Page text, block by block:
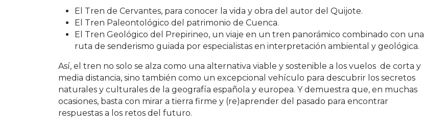
El Tren de Cervantes, para conocer la vida y obra del autor del Quijote.
El Tren Paleontológico del patrimonio de Cuenca.
El Tren Geológico del Prepirineo, un viaje en un tren panorámico combinado con una
ruta de senderismo guiada por especialistas en interpretación ambiental y geológica.
Así, el tren no solo se alza como una alternativa viable y sostenible a los vuelos de corta y
media distancia, sino también como un excepcional vehículo para descubrir los secretos
naturales y culturales de la geografía española y europea. Y demuestra que, en muchas
ocasiones, basta con mirar a tierra firme y (re)aprender del pasado para encontrar
respuestas a los retos del futuro.